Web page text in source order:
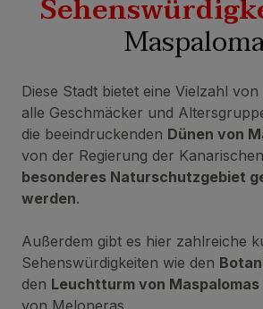
Diese Stadt bietet eine Vielzahl
alle Geschmäcker und
die beeindruckenden Dünen von
von der Regierung der
besonderes Naturschutzgebiet
werden.
Außerdem gibt es hier zahlreiche
Sehenswürdigkeiten wie den
den Leuchtturm von Maspalomas